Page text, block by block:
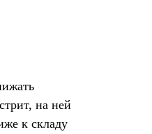
на ней
к складу